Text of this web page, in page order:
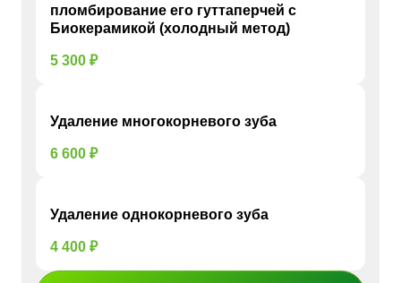
пломбирование его гуттаперчей с
Биокерамикой (холодный метод)
5 300 ₽
Удаление многокорневого зуба
6 600 ₽
Удаление однокорневого зуба
4 400 ₽